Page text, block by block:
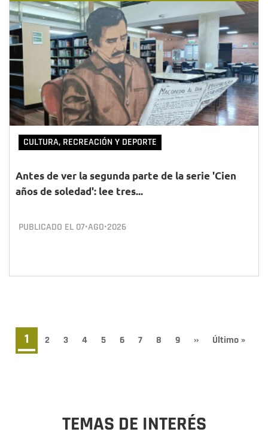
CULTURA, RECREACIÓN Y DEPORTE
Antes de ver la segunda parte de la serie 'Cien
años de soledad': lee tres...
PUBLICADO EL 07•AGO•2026
Paginación
Página
actual
1 Page
2 Page
3 Page
4 Page
5 Page
6 Page
7 Page
8 Page
9
Siguiente
››
Última
Último »
TEMAS DE INTERÉS